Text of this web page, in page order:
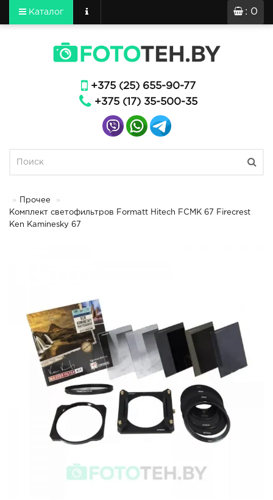
: 0
Каталог
+375 (25) 655-90-77
+375 (17) 35-500-35
Прочее
Комплект светофильтров Formatt Hitech FCMK 67 Firecrest
Ken Kaminesky 67